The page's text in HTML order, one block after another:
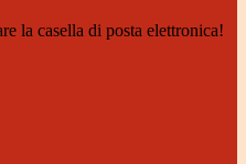
la casella di posta elettronica!